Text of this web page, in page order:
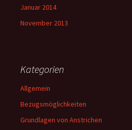
Januar 2014
November 2013
Kategorien
Allgemein
Bezugsmöglichkeiten
Grundlagen von Anstrichen